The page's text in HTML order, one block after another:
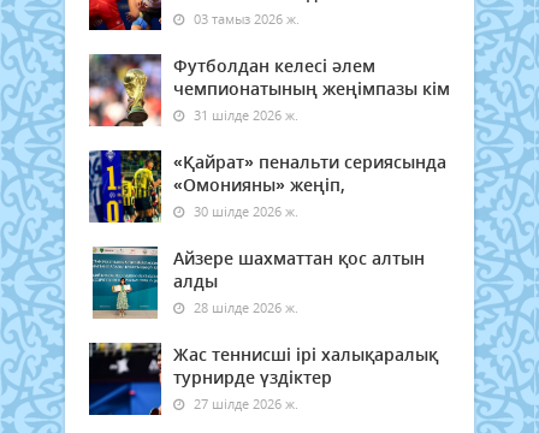
03 тамыз 2026 ж.
Футболдан келесі әлем
чемпионатының жеңімпазы кім
31 шілде 2026 ж.
«Қайрат» пенальти сериясында
«Омонияны» жеңіп,
30 шілде 2026 ж.
Айзере шахматтан қос алтын
алды
28 шілде 2026 ж.
Жас теннисші ірі халықаралық
турнирде үздіктер
27 шілде 2026 ж.